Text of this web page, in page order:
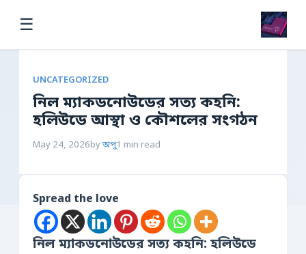
☰
UNCATEGORIZED
নিল ম্যাকডনোউডের সত্য কহনি:
হলিউডে আস্থা ও কৌশলের সংগঠন
May 24, 2026byঅপু1 min read
Spread the love
নিল ম্যাকডনোউডের সত্য কহনি: হলিউডে